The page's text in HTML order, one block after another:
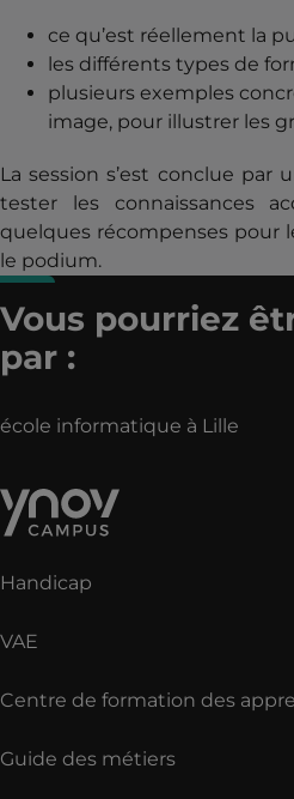
ce qu’est réellement la
les différents types de
plusieurs exemples
image, pour illustrer les
La session s’est conclue par
tester les connaissances
quelques récompenses pour
le podium.
Vous pourriez
par :
école informatique à Lille
Handicap
VAE
Centre de formation des
Guide des métiers